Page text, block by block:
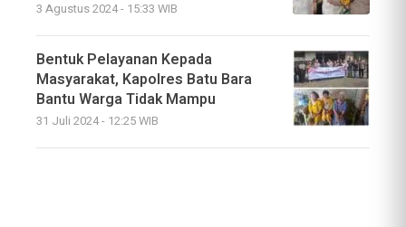
3 Agustus 2024 - 15:33 WIB
Bentuk Pelayanan Kepada
Masyarakat, Kapolres Batu Bara
Bantu Warga Tidak Mampu
31 Juli 2024 - 12:25 WIB